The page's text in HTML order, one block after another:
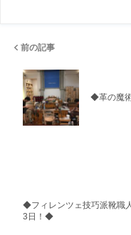
前の記事
◆革の魔
◆フィレンツェ技巧派靴職
3日！◆